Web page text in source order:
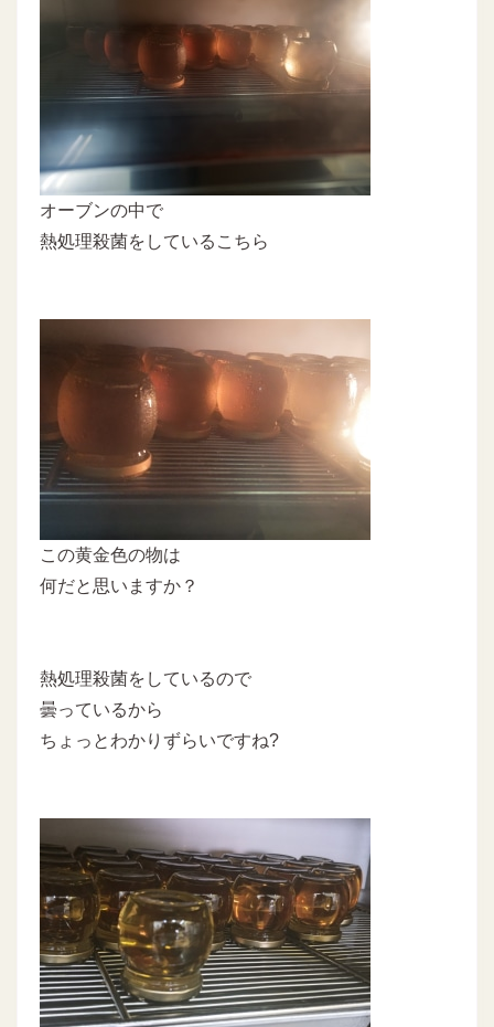
オーブンの中で
熱処理殺菌をしているこちら
この黄金色の物は
何だと思いますか？
熱処理殺菌をしているので
曇っているから
ちょっとわかりずらいですね?